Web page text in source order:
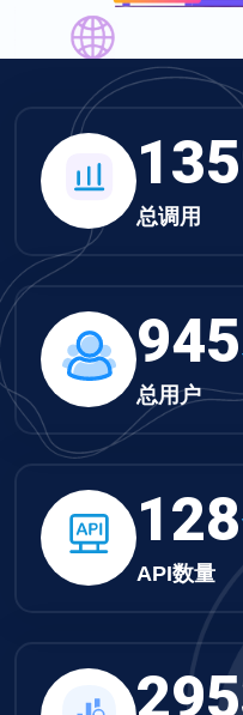
总调用
945
总用户
132
API数量